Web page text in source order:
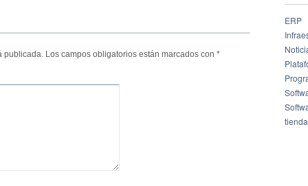
publicada. Los campos obligatorios están marcados con *
ERP